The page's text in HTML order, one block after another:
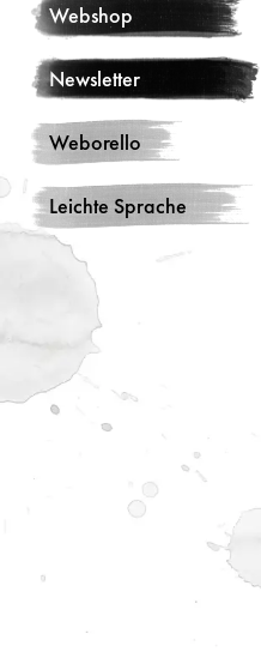
Webshop
Newsletter
Weborello
Leichte Sprache